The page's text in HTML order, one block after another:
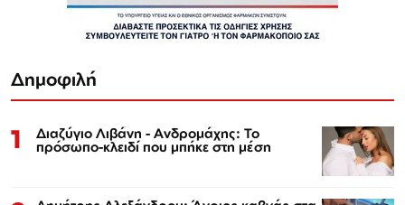
Δημοφιλή
1 Διαζύγιο Λιβάνη - Ανδρομάχης: Το
πρόσωπο-κλειδί που μπήκε στη μέση